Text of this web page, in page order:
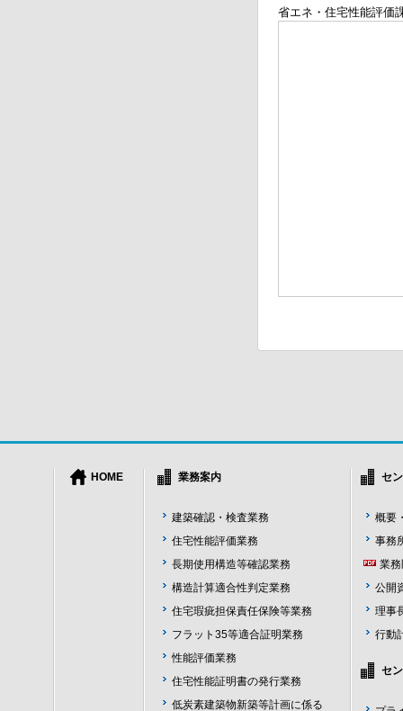
省エネ・住宅性能評価
HOME 業務案内
建築確認・検査業務
住宅性能評価業務
長期使用構造等確認業務
構造計算適合性判定業務
住宅瑕疵担保責任保険等業務
フラット35等適合証明業務
性能評価業務
住宅性能証明書の発行業務
低炭素建築物新築等計画に係る
セ
概要
事務
業
公開
理事
行動
セ